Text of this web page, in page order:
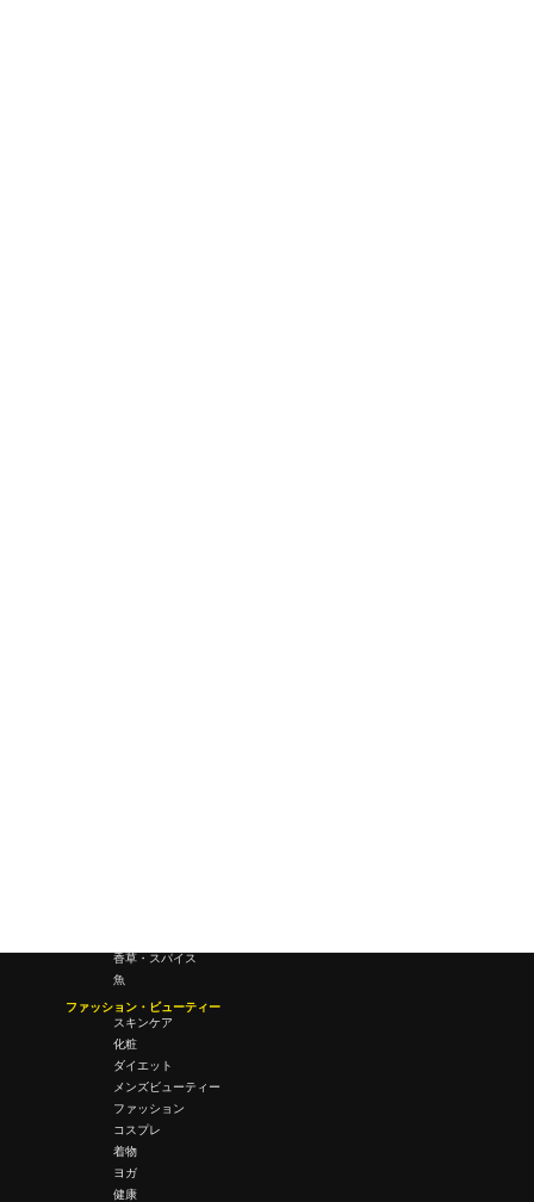
香草・スパイス
魚
ファッション・ビューティー
スキンケア
化粧
ダイエット
メンズビューティー
ファッション
コスプレ
着物
ヨガ
健康